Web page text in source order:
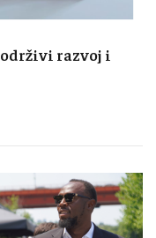
održivi razvoj i